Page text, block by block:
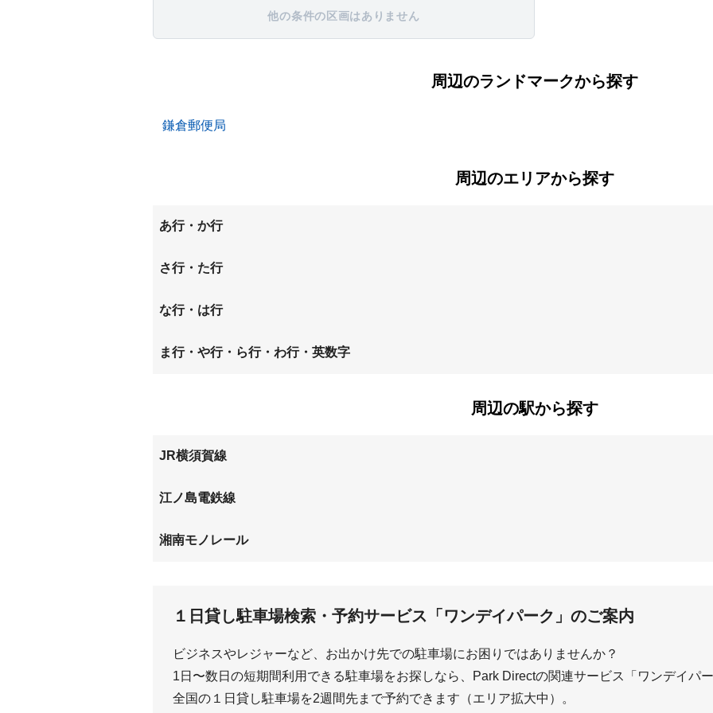
他の条件の区画はありません
周辺のランドマークから探す
鎌倉郵便局
周辺のエリアから探す
あ行・か行
稲村ガ崎
大町
さ行・た行
材木座
な行・は行
長谷
ま行・や行・ら行・わ行・英数字
周辺の駅から探す
JR横須賀線
北鎌倉
江ノ島電鉄線
和田塚
湘南モノレール
１日貸し駐車場検索・予約サービス「ワンデイパーク」のご案内
ビジネスやレジャーなど、お出かけ先での駐車場にお困りではありませんか？
1日〜数日の短期間利用できる駐車場をお探しなら、Park Directの関連サービス「ワンデイパ
全国の１日貸し駐車場を2週間先まで予約できます（エリア拡大中）。